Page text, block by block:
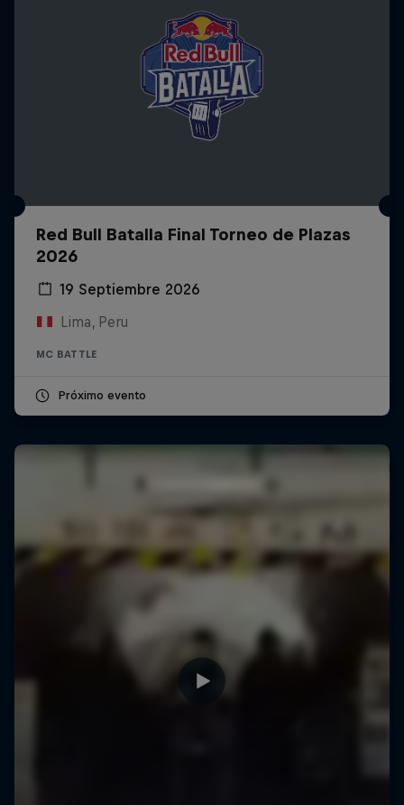
Red Bull Batalla Final Torneo de Plazas
2026
19 Septiembre 2026
Lima, Peru
MC BATTLE
Próximo evento